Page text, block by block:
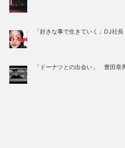
「好きな事で生きていく」DJ社長
「ドーナツとの出会い」 豊田章